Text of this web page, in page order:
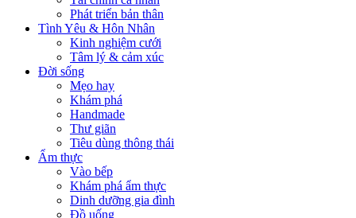
Phát triển bản thân
Tình Yêu & Hôn Nhân
Kinh nghiệm cưới
Tâm lý & cảm xúc
Đời sống
Mẹo hay
Khám phá
Handmade
Thư giãn
Tiêu dùng thông thái
Ẩm thực
Vào bếp
Khám phá ẩm thực
Dinh dưỡng gia đình
Đồ uống